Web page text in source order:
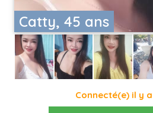
Catty, 45 ans
Connecté(e) il y